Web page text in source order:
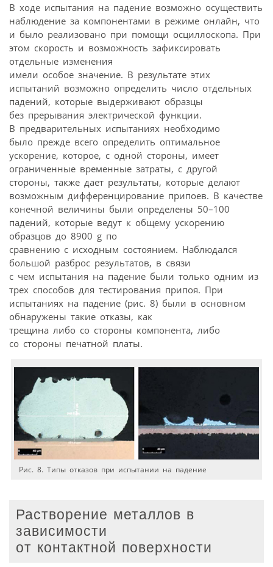
В ходе испытания на падение возможно осуществить
наблюдение за компонентами в режиме онлайн, что
и было реализовано при помощи осциллоскопа. При
этом скорость и возможность зафиксировать
отдельные изменения
имели особое значение. В результате этих
испытаний возможно определить число отдельных
падений, которые выдерживают образцы
без прерывания электрической функции.
В предварительных испытаниях необходимо
было прежде всего определить оптимальное
ускорение, которое, с одной стороны, имеет
ограниченные временные затраты, с другой
стороны, также дает результаты, которые делают
возможным дифференцирование припоев. В качестве
конечной величины были определены 50–100
падений, которые ведут к общему ускорению
образцов до 8900 g по
сравнению с исходным состоянием. Наблюдался
большой разброс результатов, в связи
с чем испытания на падение были только одним из
трех способов для тестирования припоя. При
испытаниях на падение (рис. 8) были в основном
обнаружены такие отказы, как
трещина либо со стороны компонента, либо
со стороны печатной платы.
Рис. 8. Типы отказов при испытании на падение
Растворение металлов в
зависимости
от контактной поверхности